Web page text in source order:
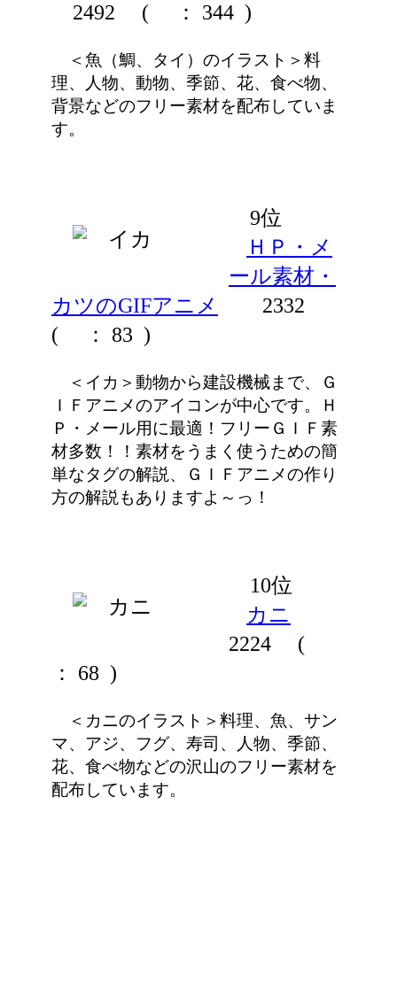
2492
( ： 344 )
＜魚（鯛、タイ）のイラスト＞料
理、人物、動物、季節、花、食べ物、
背景などのフリー素材を配布していま
す。
9位
ＨＰ・メ
ール素材・
カツのGIFアニメ
2332
(
： 83 )
＜イカ＞動物から建設機械まで、Ｇ
ＩＦアニメのアイコンが中心です。Ｈ
Ｐ・メール用に最適！フリーＧＩＦ素
材多数！！素材をうまく使うための簡
単なタグの解説、ＧＩＦアニメの作り
方の解説もありますよ～っ！
10位
カニ
2224
(
： 68 )
＜カニのイラスト＞料理、魚、サン
マ、アジ、フグ、寿司、人物、季節、
花、食べ物などの沢山のフリー素材を
配布しています。